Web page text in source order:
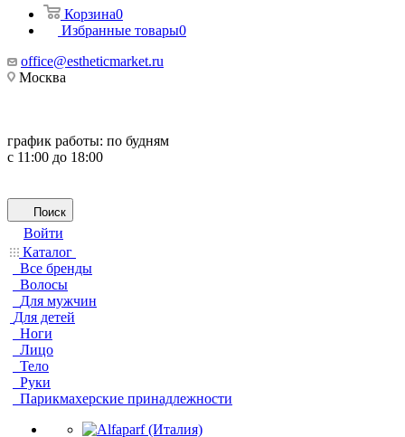
Корзина0
Избранные товары0
office@estheticmarket.ru
Москва
график работы: по будням
с 11:00 до 18:00
Поиск
Войти
Каталог
Все бренды
Волосы
Для мужчин
Для детей
Ноги
Лицо
Тело
Руки
Парикмахерские принадлежности